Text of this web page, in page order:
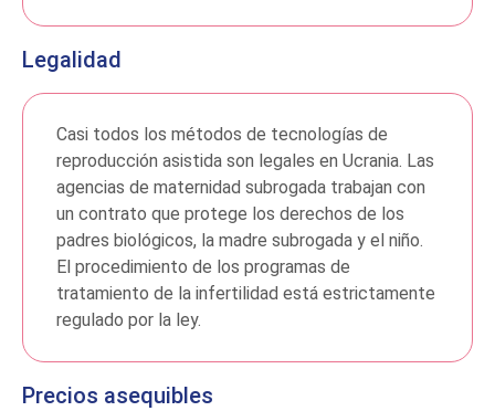
Legalidad
Casi todos los métodos de tecnologías de
reproducción asistida son legales en Ucrania. Las
agencias de maternidad subrogada trabajan con
un contrato que protege los derechos de los
padres biológicos, la madre subrogada y el niño.
El procedimiento de los programas de
tratamiento de la infertilidad está estrictamente
regulado por la ley.
Precios asequibles